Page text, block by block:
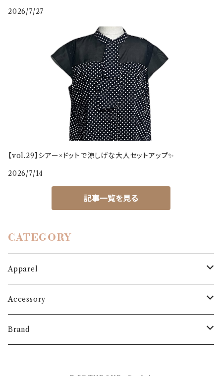
2026/7/27
【vol.29】シアー×ドットで涼しげな大人セットアップ✨
2026/7/14
記事一覧を見る
CATEGORY
Apparel
Outer
Coat
Bottoms
Accessory
Shoes
Brand